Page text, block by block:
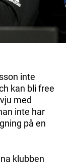
inte
kan bli free
med
inte har
på en
klubben